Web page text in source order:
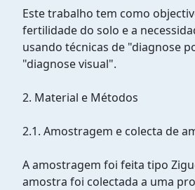
Este trabalho tem como
fertilidade do solo e a
usando técnicas de "diagnose
"diagnose visual".
2. Material e Métodos
2.1. Amostragem e colecta de
A amostragem foi feita tipo
amostra foi colectada a uma